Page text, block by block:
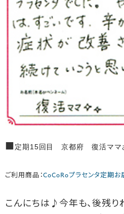
■定期15回目 京都府 復活マ
ご利用商品：CoCoRoプラセンタ定期お
こんにちは♪今年も、後残り